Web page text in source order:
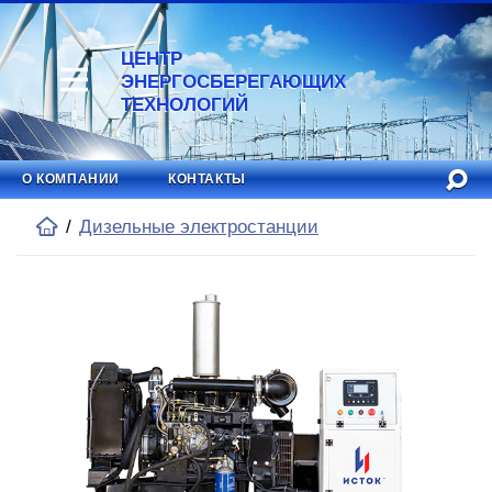
ЦЕНТР
ЭНЕРГОСБЕРЕГАЮЩИХ
ТЕХНОЛОГИЙ
О КОМПАНИИ КОНТАКТЫ
Дизельные электростанции